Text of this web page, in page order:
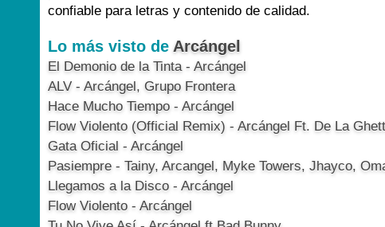
confiable para letras y contenido de calidad.
Lo más visto de Arcángel
El Demonio de la Tinta - Arcángel
ALV - Arcángel, Grupo Frontera
Hace Mucho Tiempo - Arcángel
Flow Violento (Official Remix) - Arcángel Ft. De La
Gata Oficial - Arcángel
Pasiempre - Tainy, Arcangel, Myke Towers, Jhayco,
Llegamos a la Disco - Arcángel
Flow Violento - Arcángel